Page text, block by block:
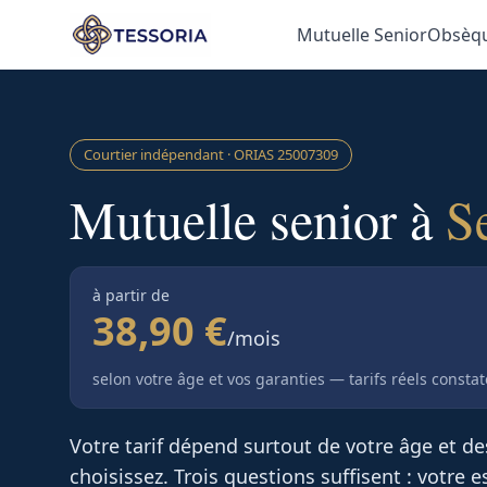
Aller au contenu principal
Mutuelle Senior
Courtier indépendant · ORIAS25007309
Mutuelle senior à
à partir de
38,90 €/mois
selon votre âge et vos garanties — tarifs réels
Votre tarif dépend surtout de votre âge et
choisissez. Trois questions suffisent : votre